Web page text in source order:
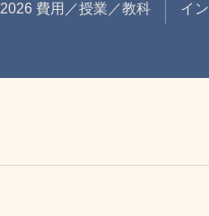
2026 費用／授業／教科 イ